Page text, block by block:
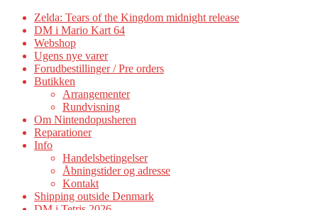
Zelda: Tears of the Kingdom midnight release
DM i Mario Kart 64
Webshop
Ugens nye varer
Forudbestillinger / Pre orders
Butikken
Arrangementer
Rundvisning
Om Nintendopusheren
Reparationer
Info
Handelsbetingelser
Åbningstider og adresse
Kontakt
Shipping outside Denmark